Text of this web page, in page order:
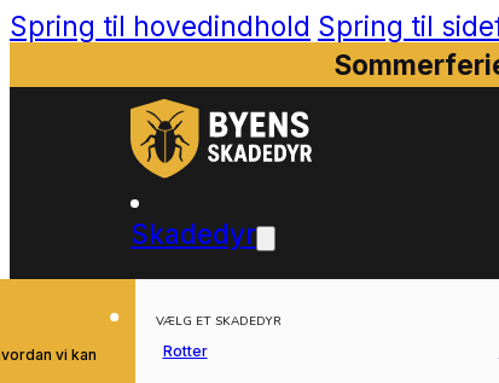
Spring til hovedindhold Spring til
Skadedyr
vi kan
VÆLG ET SKADEDYR
Rotter